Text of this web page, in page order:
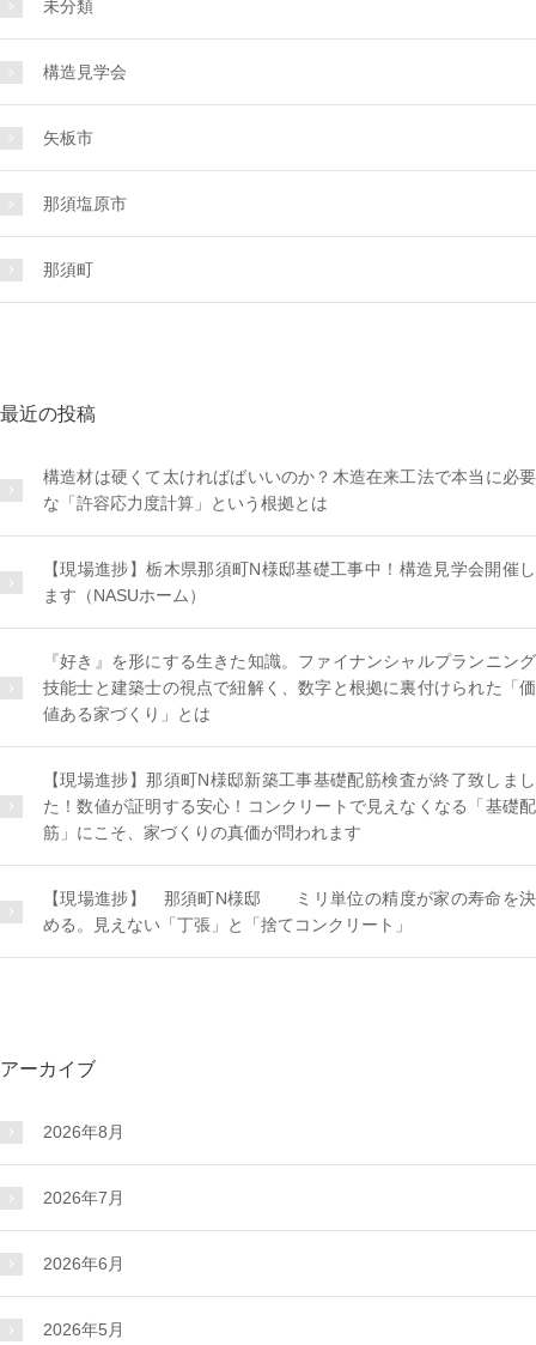
未分類
構造見学会
矢板市
那須塩原市
那須町
最近の投稿
構造材は硬くて太ければばいいのか？木造在来工法で本当に必要
な「許容応力度計算」という根拠とは
【現場進捗】栃木県那須町N様邸基礎工事中！構造見学会開催し
ます（NASUホーム）
『好き』を形にする生きた知識。ファイナンシャルプランニング
技能士と建築士の視点で紐解く、数字と根拠に裏付けられた「価
値ある家づくり」とは
【現場進捗】那須町N様邸新築工事基礎配筋検査が終了致しまし
た！数値が証明する安心！コンクリートで見えなくなる「基礎配
筋」にこそ、家づくりの真価が問われます
【現場進捗】 那須町N様邸 ミリ単位の精度が家の寿命を決
める。見えない「丁張」と「捨てコンクリート」
アーカイブ
2026年8月
2026年7月
2026年6月
2026年5月